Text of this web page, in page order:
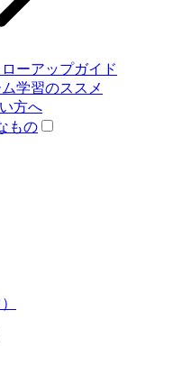
ーアップガイド
学習のススメ
方へ
もの